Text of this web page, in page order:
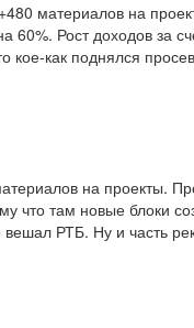
материалов на
60%. Рост доходов за
кое-как поднялся
на проекты.
что там новые блоки
вешал РТБ. Ну и часть